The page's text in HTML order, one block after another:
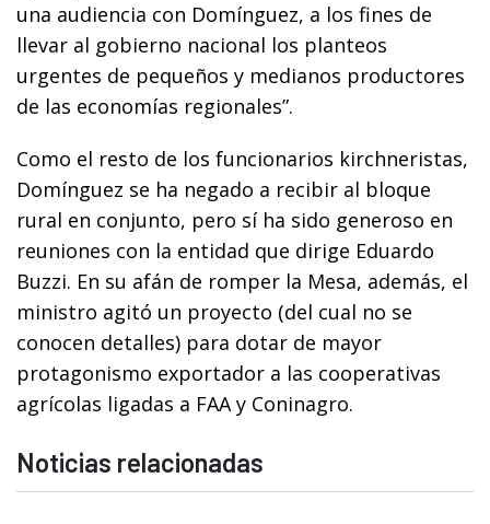
una audiencia con Domínguez, a los fines de
llevar al gobierno nacional los planteos
urgentes de pequeños y medianos productores
de las economías regionales”.
Como el resto de los funcionarios kirchneristas,
Domínguez se ha negado a recibir al bloque
rural en conjunto, pero sí ha sido generoso en
reuniones con la entidad que dirige Eduardo
Buzzi. En su afán de romper la Mesa, además, el
ministro agitó un proyecto (del cual no se
conocen detalles) para dotar de mayor
protagonismo exportador a las cooperativas
agrícolas ligadas a FAA y Coninagro.
Noticias relacionadas